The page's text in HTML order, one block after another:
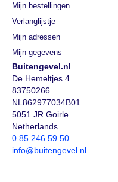
Buitengevel.nl
De Hemeltjes 4
83750266
NL862977034B01
5051 JR Goirle
Netherlands
0 85 246 59 50
info@buitengevel.nl
Mijn bestellingen
Verlanglijstje
Mijn adressen
Mijn gegevens